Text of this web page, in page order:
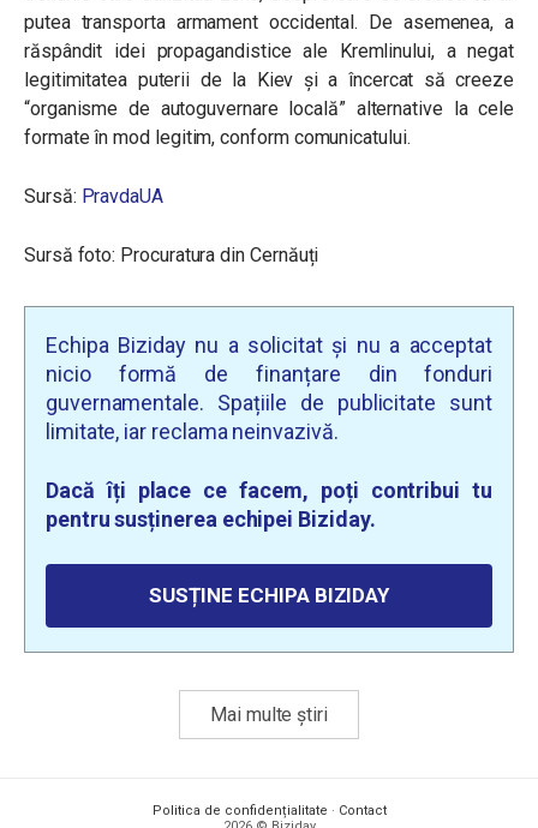
putea transporta armament occidental. De asemenea, a
răspândit idei propagandistice ale Kremlinului, a negat
legitimitatea puterii de la Kiev și a încercat să creeze
“organisme de autoguvernare locală” alternative la cele
formate în mod legitim, conform comunicatului.
Sursă: PravdaUA
Sursă foto: Procuratura din Cernăuți
Echipa Biziday nu a solicitat și nu a acceptat
nicio formă de finanțare din fonduri
guvernamentale. Spațiile de publicitate sunt
limitate, iar reclama neinvazivă.
Dacă îți place ce facem, poți contribui tu
pentru susținerea echipei Biziday.
SUSȚINE ECHIPA BIZIDAY
Mai multe știri
Politica de confidențialitate · Contact